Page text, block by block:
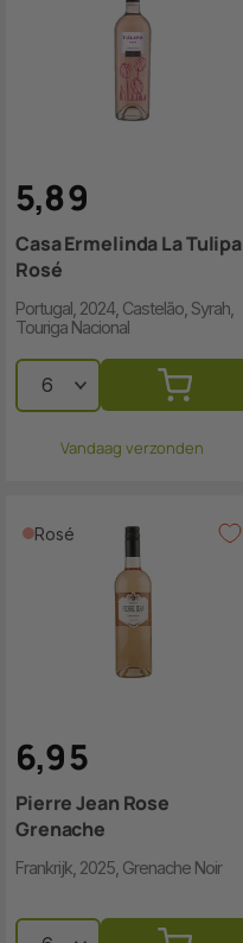
5,89
Casa Ermelinda La Tulipa
Rosé
Portugal, 2024, Castelão, Syrah,
Touriga Nacional
Vandaag verzonden
Rosé
6,95
Pierre Jean Rose
Grenache
Frankrijk, 2025, Grenache Noir